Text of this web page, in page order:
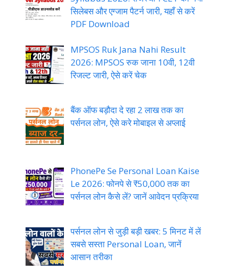
सिलेबस और एग्जाम पैटर्न जारी, यहाँ से करें
PDF Download
MPSOS Ruk Jana Nahi Result
2026: MPSOS रुक जाना 10वी, 12वी
रिजल्ट जारी, ऐसे करें चेक
बैंक ऑफ बड़ौदा दे रहा 2 लाख तक का
पर्सनल लोन, ऐसे करे मोबाइल से अप्लाई
PhonePe Se Personal Loan Kaise
Le 2026: फोनपे से ₹50,000 तक का
पर्सनल लोन कैसे लें? जानें आवेदन प्रक्रिया
पर्सनल लोन से जुड़ी बड़ी खबर: 5 मिनट में लें
सबसे सस्ता Personal Loan, जानें
आसान तरीका